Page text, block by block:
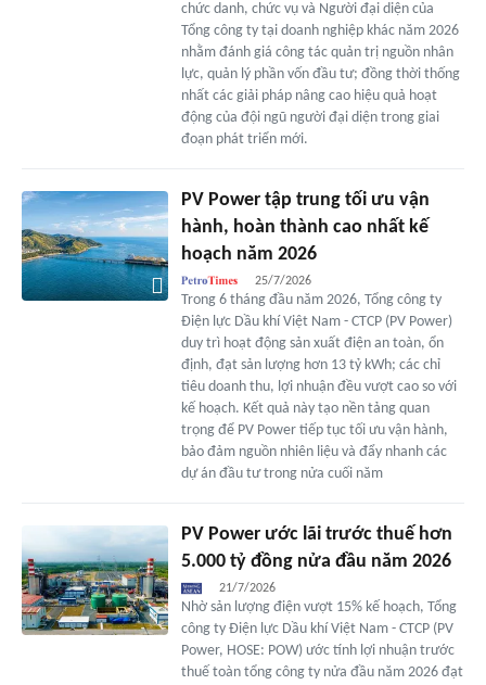
chức danh, chức vụ và Người đại diện của
Tổng công ty tại doanh nghiệp khác năm 2026
nhằm đánh giá công tác quản trị nguồn nhân
lực, quản lý phần vốn đầu tư; đồng thời thống
nhất các giải pháp nâng cao hiệu quả hoạt
động của đội ngũ người đại diện trong giai
đoạn phát triển mới.
PV Power tập trung tối ưu vận
hành, hoàn thành cao nhất kế
hoạch năm 2026
25/7/2026
Trong 6 tháng đầu năm 2026, Tổng công ty
Điện lực Dầu khí Việt Nam - CTCP (PV Power)
duy trì hoạt động sản xuất điện an toàn, ổn
định, đạt sản lượng hơn 13 tỷ kWh; các chỉ
tiêu doanh thu, lợi nhuận đều vượt cao so với
kế hoạch. Kết quả này tạo nền tảng quan
trọng để PV Power tiếp tục tối ưu vận hành,
bảo đảm nguồn nhiên liệu và đẩy nhanh các
dự án đầu tư trong nửa cuối năm
PV Power ước lãi trước thuế hơn
5.000 tỷ đồng nửa đầu năm 2026
21/7/2026
Nhờ sản lượng điện vượt 15% kế hoạch, Tổng
công ty Điện lực Dầu khí Việt Nam - CTCP (PV
Power, HOSE: POW) ước tính lợi nhuận trước
thuế toàn tổng công ty nửa đầu năm 2026 đạt